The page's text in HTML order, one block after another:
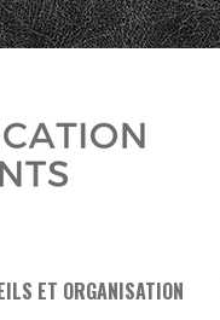
ET ORGANISATION